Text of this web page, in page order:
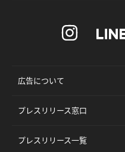
広告について
プレスリリース窓口
プレスリリース一覧